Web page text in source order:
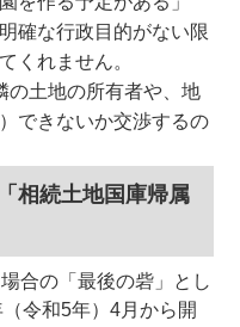
確な行政目的がない限
くれません。
の土地の所有者や、地
できないか交渉するの
相続土地国庫帰属
合の「最後の砦」とし
令和5年）4月から開